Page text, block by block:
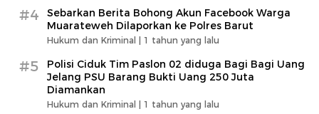
#4
Sebarkan Berita Bohong Akun Facebook Warga
Muarateweh Dilaporkan ke Polres Barut
Hukum dan Kriminal | 1 tahun yang lalu
#5
Polisi Ciduk Tim Paslon 02 diduga Bagi Bagi Uang
Jelang PSU Barang Bukti Uang 250 Juta
Diamankan
Hukum dan Kriminal | 1 tahun yang lalu